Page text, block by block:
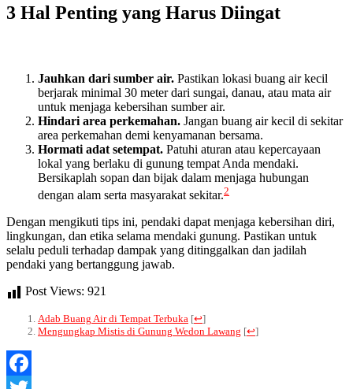
3 Hal Penting yang Harus Diingat
Jauhkan dari sumber air. Pastikan lokasi buang air kecil
berjarak minimal 30 meter dari sungai, danau, atau mata air
untuk menjaga kebersihan sumber air.
Hindari area perkemahan. Jangan buang air kecil di sekitar
area perkemahan demi kenyamanan bersama.
Hormati adat setempat. Patuhi aturan atau kepercayaan
lokal yang berlaku di gunung tempat Anda mendaki.
Bersikaplah sopan dan bijak dalam menjaga hubungan
dengan alam serta masyarakat sekitar.2
Dengan mengikuti tips ini, pendaki dapat menjaga kebersihan diri,
lingkungan, dan etika selama mendaki gunung. Pastikan untuk
selalu peduli terhadap dampak yang ditinggalkan dan jadilah
pendaki yang bertanggung jawab.
Post Views: 921
Adab Buang Air di Tempat Terbuka [↩]
Mengungkap Mistis di Gunung Wedon Lawang [↩]